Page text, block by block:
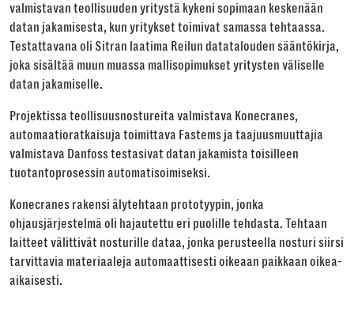
valmistavan teollisuuden yritystä kykeni sopimaan keskenään
datan jakamisesta, kun yritykset toimivat samassa tehtaassa.
Testattavana oli Sitran laatima Reilun datatalouden sääntökirja,
joka sisältää muun muassa mallisopimukset yritysten väliselle
datan jakamiselle.
Projektissa teollisuusnostureita valmistava Konecranes,
automaatioratkaisuja toimittava Fastems ja taajuusmuuttajia
valmistava Danfoss testasivat datan jakamista toisilleen
tuotantoprosessin automatisoimiseksi.
Konecranes rakensi älytehtaan prototyypin, jonka
ohjausjärjestelmä oli hajautettu eri puolille tehdasta. Tehtaan
laitteet välittivät nosturille dataa, jonka perusteella nosturi siirsi
tarvittavia materiaaleja automaattisesti oikeaan paikkaan oikea-
aikaisesti.